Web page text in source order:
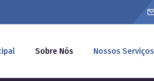
Sobre Nós Nossos Serviços